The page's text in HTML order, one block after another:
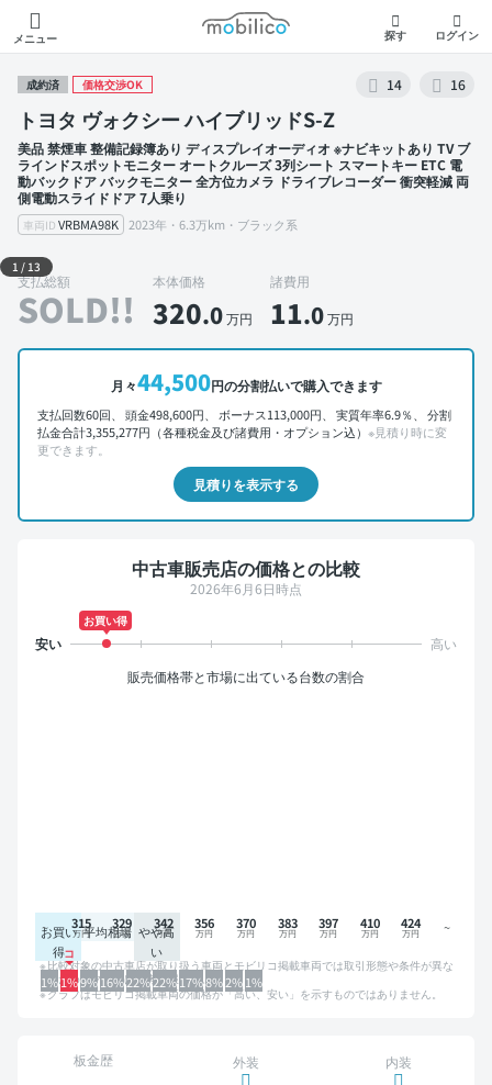
メニュー
モビリコ
探す ログイン
成約済 価格交渉OK 14 16
トヨタ ヴォクシー ハイブリッドS-Z
美品 禁煙車 整備記録簿あり ディスプレイオーディオ ※ナビキットあり TV ブ
ラインドスポットモニター オートクルーズ 3列シート スマートキー ETC 電
動バックドア バックモニター 全方位カメラ ドライブレコーダー 衝突軽減 両
側電動スライドドア 7人乗り
車両ID VRBMA98K 2023年・6.3万km・ブラック系
外装 左前
1 /13
支払総額
SOLD!!
本体価格
320.0万円
諸費用
11.0万円
月々44,500円の分割払いで購入できます
支払回数60回、 頭金498,600円、 ボーナス113,000円、 実質年率6.9％、 分割
払金合計3,355,277円（各種税金及び諸費用・オプション込） ※見積り時に変
更できます。
見積りを表示する
中古車販売店の価格との比較
2026年6月6日時点
お買い得
販売価格帯と市場に出ている台数の割合
お買い
得
平均相場 やや高
い
1%1%9%16%22%22%17%8%2%1%
315 329 342 356 370 383 397 410 424
比較対象の中古車店が取り扱う車両とモビリコ掲載車両では取引形態や条件が異な
るため、グラフは参考情報です。
グラフはモビリコ掲載車両の価格が「高い、安い」を示すものではありません。
板金歴 外装 内装